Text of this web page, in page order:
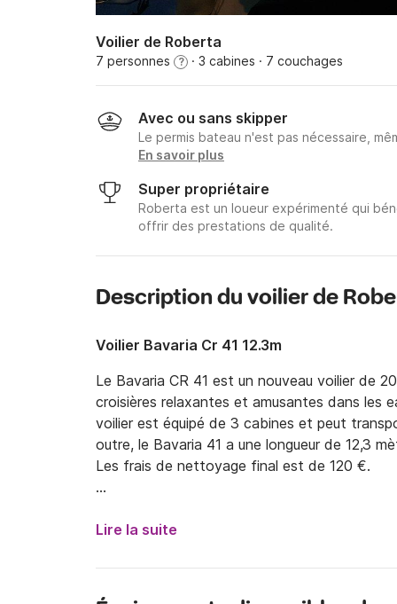
Voilier de Roberta
7 personnes ? · 3 cabines · 7 couchages
Avec ou sans skipper
Le permis bateau n'est pas nécessaire,
En savoir plus
Super propriétaire
Roberta est un loueur expérimenté qui
offrir des prestations de qualité.
Description du voilier de
Voilier Bavaria Cr 41 12.3m
Le Bavaria CR 41 est un nouveau voilier de
croisières relaxantes et amusantes dans les
voilier est équipé de 3 cabines et peut
outre, le Bavaria 41 a une longueur de 12,3
Les frais de nettoyage final est de 120 €.
- Skipper pour 1100 € par semaine
- Hors-bord pour 130 € par semaine
- Draps pour 10 € par passager
Lire la suite